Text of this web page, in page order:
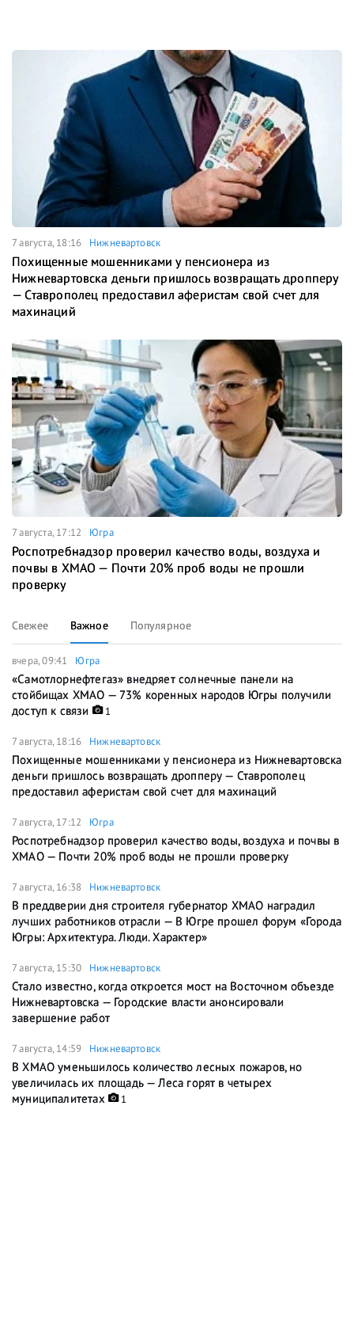
7 августа, 18:16 Нижневартовск
Похищенные мошенниками у пенсионера из
Нижневартовска деньги пришлось возвращать дропперу
— Ставрополец предоставил аферистам свой счет для
махинаций
7 августа, 17:12 Югра
Роспотребнадзор проверил качество воды, воздуха и
почвы в ХМАО — Почти 20% проб воды не прошли
проверку
Свежее Важное Популярное
вчера, 09:41 Югра
«Самотлорнефтегаз» внедряет солнечные панели на
стойбищах ХМАО — 73% коренных народов Югры получили
доступ к связи
1
7 августа, 18:16 Нижневартовск
Похищенные мошенниками у пенсионера из Нижневартовска
деньги пришлось возвращать дропперу — Ставрополец
предоставил аферистам свой счет для махинаций
7 августа, 17:12 Югра
Роспотребнадзор проверил качество воды, воздуха и почвы в
ХМАО — Почти 20% проб воды не прошли проверку
7 августа, 16:38 Нижневартовск
В преддверии дня строителя губернатор ХМАО наградил
лучших работников отрасли — В Югре прошел форум «Города
Югры: Архитектура. Люди. Характер»
7 августа, 15:30 Нижневартовск
Стало известно, когда откроется мост на Восточном объезде
Нижневартовска — Городские власти анонсировали
завершение работ
7 августа, 14:59 Нижневартовск
В ХМАО уменьшилось количество лесных пожаров, но
увеличилась их площадь — Леса горят в четырех
муниципалитетах
1